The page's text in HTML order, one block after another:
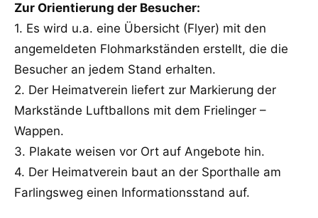
Zur Orientierung der Besucher:
1. Es wird u.a. eine Übersicht (Flyer) mit den
angemeldeten Flohmarkständen erstellt, die die
Besucher an jedem Stand erhalten.
2. Der Heimatverein liefert zur Markierung der
Markstände Luftballons mit dem Frielinger –
Wappen.
3. Plakate weisen vor Ort auf Angebote hin.
4. Der Heimatverein baut an der Sporthalle am
Farlingsweg einen Informationsstand auf.